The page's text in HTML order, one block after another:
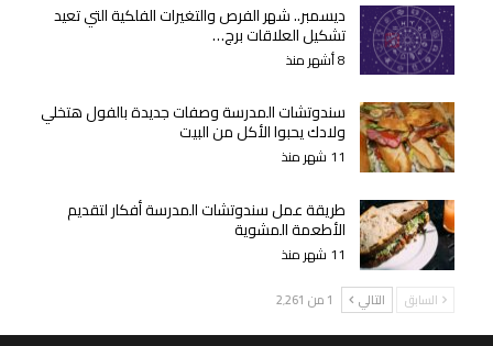
ديسمبر.. شهر الفرص والتغيرات الفلكية التي تعيد
تشكيل العلاقات برج…
8 أشهر منذ
سندوتشات المدرسة وصفات جديدة بالفول هتخلي
ولادك يحبوا الأكل من البيت
11 شهر منذ
طريقة عمل سندوتشات المدرسة أفكار لتقديم
الأطعمة المشوية
11 شهر منذ
السابق التالي 1 من 2٬261